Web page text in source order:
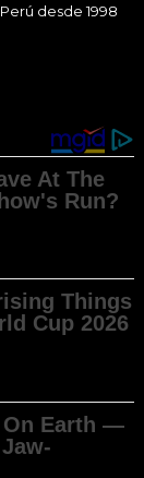
desde 1998